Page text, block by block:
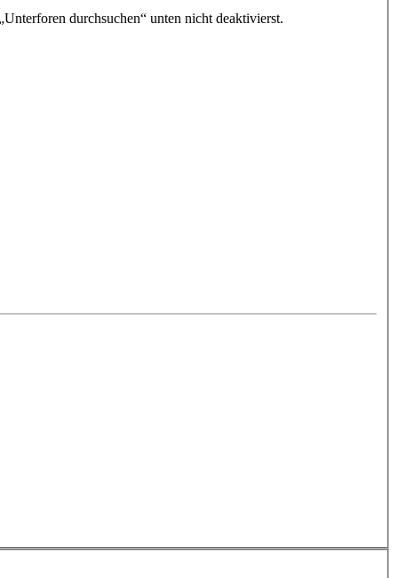
durchsuchen“ unten nicht deaktivierst.